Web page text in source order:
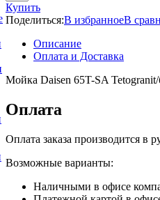
Купить
Поделиться:В избранноеВ
Описание
Оплата и Доставка
Мойка Daisen 65T-SA
Оплата
Оплата заказа производится в
Возможные варианты:
Наличными в офисе